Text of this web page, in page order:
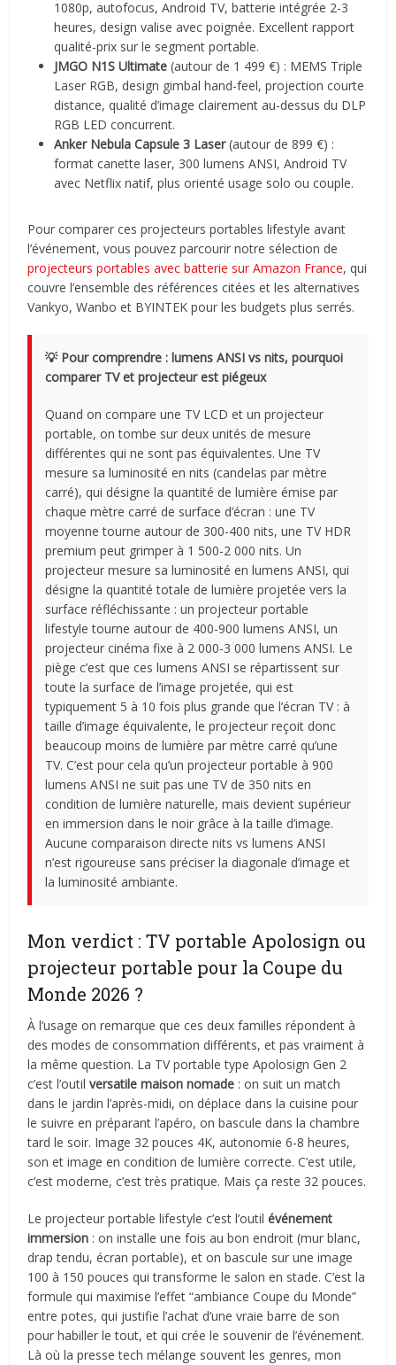
1080p, autofocus, Android TV, batterie intégrée 2-3
heures, design valise avec poignée. Excellent rapport
qualité-prix sur le segment portable.
JMGO N1S Ultimate (autour de 1 499 €) : MEMS Triple
Laser RGB, design gimbal hand-feel, projection courte
distance, qualité d’image clairement au-dessus du DLP
RGB LED concurrent.
Anker Nebula Capsule 3 Laser(autour de 899 €) :
format canette laser, 300 lumens ANSI, Android TV
avec Netflix natif, plus orienté usage solo ou couple.
Pour comparer ces projecteurs portables lifestyle avant
l’événement, vous pouvez parcourir notre sélection de
projecteurs portables avec batterie sur Amazon France, qui
couvre l’ensemble des références citées et les alternatives
Vankyo, Wanbo et BYINTEK pour les budgets plus serrés.
💡 Pour comprendre : lumens ANSI vs nits, pourquoi
comparer TV et projecteur est piégeux
Quand on compare une TV LCD et un projecteur
portable, on tombe sur deux unités de mesure
différentes qui ne sont pas équivalentes. Une TV
mesure sa luminosité en nits (candelas par mètre
carré), qui désigne la quantité de lumière émise par
chaque mètre carré de surface d’écran : une TV
moyenne tourne autour de 300-400 nits, une TV HDR
premium peut grimper à 1 500-2 000 nits. Un
projecteur mesure sa luminosité en lumens ANSI, qui
désigne la quantité totale de lumière projetée vers la
surface réfléchissante : un projecteur portable
lifestyle tourne autour de 400-900 lumens ANSI, un
projecteur cinéma fixe à 2 000-3 000 lumens ANSI. Le
piège c’est que ces lumens ANSI se répartissent sur
toute la surface de l’image projetée, qui est
typiquement 5 à 10 fois plus grande que l’écran TV : à
taille d’image équivalente, le projecteur reçoit donc
beaucoup moins de lumière par mètre carré qu’une
TV. C’est pour cela qu’un projecteur portable à 900
lumens ANSI ne suit pas une TV de 350 nits en
condition de lumière naturelle, mais devient supérieur
en immersion dans le noir grâce à la taille d’image.
Aucune comparaison directe nits vs lumens ANSI
n’est rigoureuse sans préciser la diagonale d’image et
la luminosité ambiante.
Mon verdict : TV portable Apolosign ou
projecteur portable pour la Coupe du
Monde 2026 ?
À l’usage on remarque que ces deux familles répondent à
des modes de consommation différents, et pas vraiment à
la même question. La TV portable type Apolosign Gen 2
c’est l’outilversatile maison nomade : on suit un match
dans le jardin l’après-midi, on déplace dans la cuisine pour
le suivre en préparant l’apéro, on bascule dans la chambre
tard le soir. Image 32 pouces 4K, autonomie 6-8 heures,
son et image en condition de lumière correcte. C’est utile,
c’est moderne, c’est très pratique. Mais ça reste 32 pouces.
Le projecteur portable lifestyle c’est l’outilévénement
immersion : on installe une fois au bon endroit (mur blanc,
drap tendu, écran portable), et on bascule sur une image
100 à 150 pouces qui transforme le salon en stade. C’est la
formule qui maximise l’effet “ambiance Coupe du Monde”
entre potes, qui justifie l’achat d’une vraie barre de son
pour habiller le tout, et qui crée le souvenir de l’événement.
Là où la presse tech mélange souvent les genres, mon